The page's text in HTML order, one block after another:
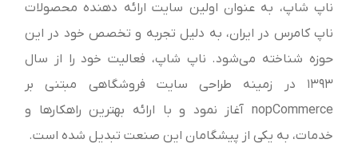
ناپ شاپ، به عنوان اولین سایت ارائه‌ دهنده محصولات
ناپ کامرس در ایران، به دلیل تجربه و تخصص خود در این
حوزه شناخته می‌شود. ناپ شاپ، فعالیت خود را از سال
1393 در زمینه طراحی سایت فروشگاهی مبتنی بر
nopCommerce آغاز نمود و با ارائه بهترین راهکارها و
خدمات، به یکی از پیشگامان این صنعت تبدیل شده است.